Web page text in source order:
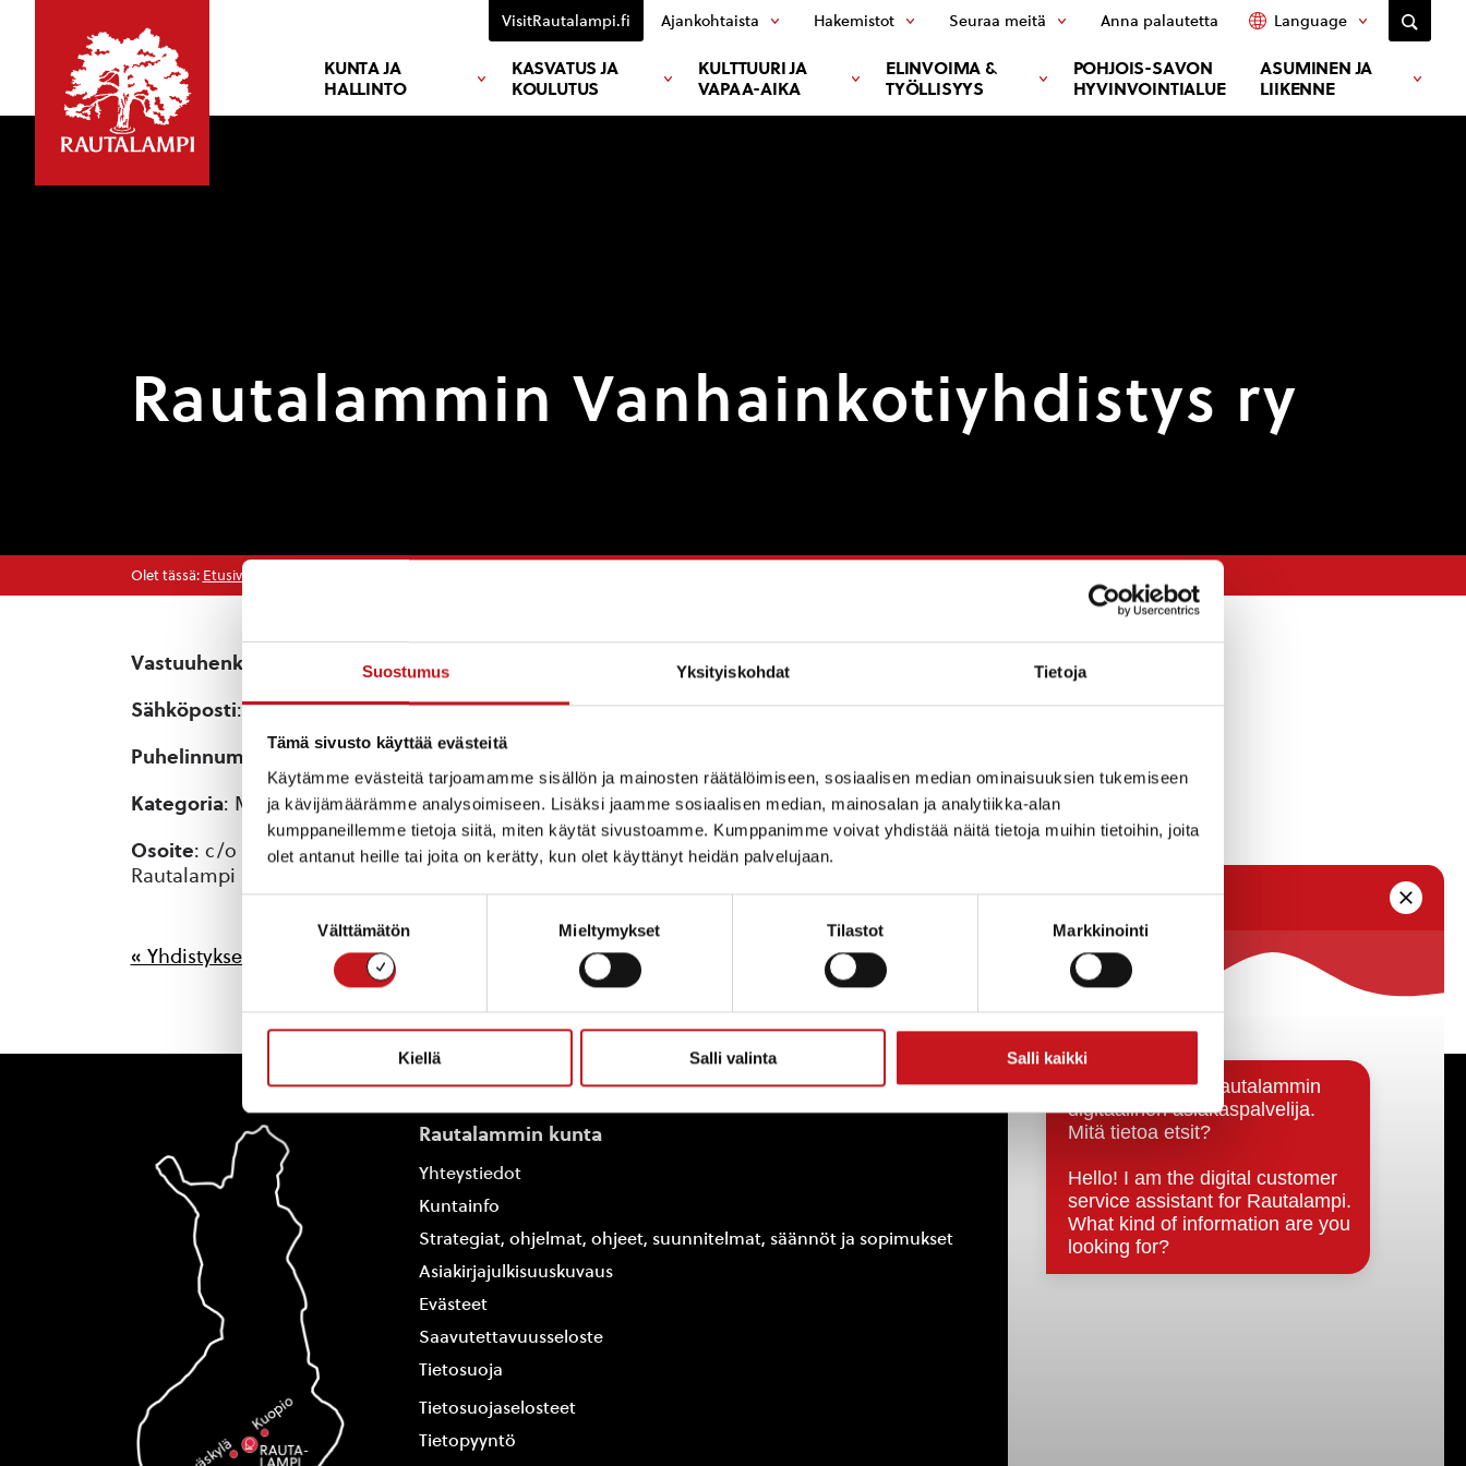
Suostumus Yksityiskohdat Tietoja
Tämä sivusto käyttää evästeitä
Käytämme evästeitä tarjoamamme sisällön ja mainosten räätälöimiseen, sosiaalisen median ominaisuuksien tukemiseen
ja kävijämäärämme analysoimiseen. Lisäksi jaamme sosiaalisen median, mainosalan ja analytiikka-alan
kumppaneillemme tietoja siitä, miten käytät sivustoamme. Kumppanimme voivat yhdistää näitä tietoja muihin tietoihin, joita
olet antanut heille tai joita on kerätty, kun olet käyttänyt heidän palvelujaan.
Välttämätön Mieltymykset Tilastot Markkinointi
Kiellä Salli valinta Salli kaikki
KUNTA JA
HALLINTO
KASVATUS JA
KOULUTUS
KULTTUURI JA
VAPAA-AIKA
ELINVOIMA &
TYÖLLISYYS
POHJOIS-SAVON
HYVINVOINTIALUE
ASUMINEN JA
LIIKENNE
VisitRautalampi.fi Ajankohtaista Hakemistot Seuraa meitä Anna palautetta Language
Rautalammin Vanhainkotiyhdistys ry
Olet tässä: Etusivu
Vastuuhenkilö : Reijo Riionheimo
Sähköposti: reijo.riionheimo@pp.lampinet.fi
Puhelinnumero
Kategoria: Muut
Osoite: c/o Reijo Riionheimo, Myllytie 5, 77700
Rautalampi
« Yhdistykset
Rautalammin kunta
Yhteystiedot
Kuntainfo
Strategiat, ohjelmat, ohjeet, suunnitelmat, säännöt ja sopimukset
Asiakirjajulkisuuskuvaus
Evästeet
Saavutettavuusseloste
Tietosuoja
Tietosuojaselosteet
Tietopyyntö
Päätöksenteko ja lähidemokratia
Päätökset, esityslistat & pöytäkirjat
Hallinto
Kunnanhallitus
Kunnanvaltuusto